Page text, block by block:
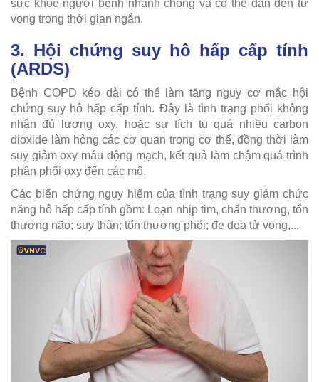
sức khỏe người bệnh nhanh chóng và có thể dẫn đến tử
vong trong thời gian ngắn.
3. Hội chứng suy hô hấp cấp tính
(ARDS)
Bệnh COPD kéo dài có thể làm tăng nguy cơ mắc hội
chứng suy hô hấp cấp tính. Đây là tình trạng phổi không
nhận đủ lượng oxy, hoặc sự tích tụ quá nhiều carbon
dioxide làm hỏng các cơ quan trong cơ thể, đồng thời làm
suy giảm oxy máu động mạch, kết quả làm chậm quá trình
phân phối oxy đến các mô.
Các biến chứng nguy hiểm của tình trạng suy giảm chức
năng hô hấp cấp tính gồm: Loạn nhịp tim, chấn thương, tổn
thương não; suy thận; tổn thương phổi; đe dọa tử vong,...